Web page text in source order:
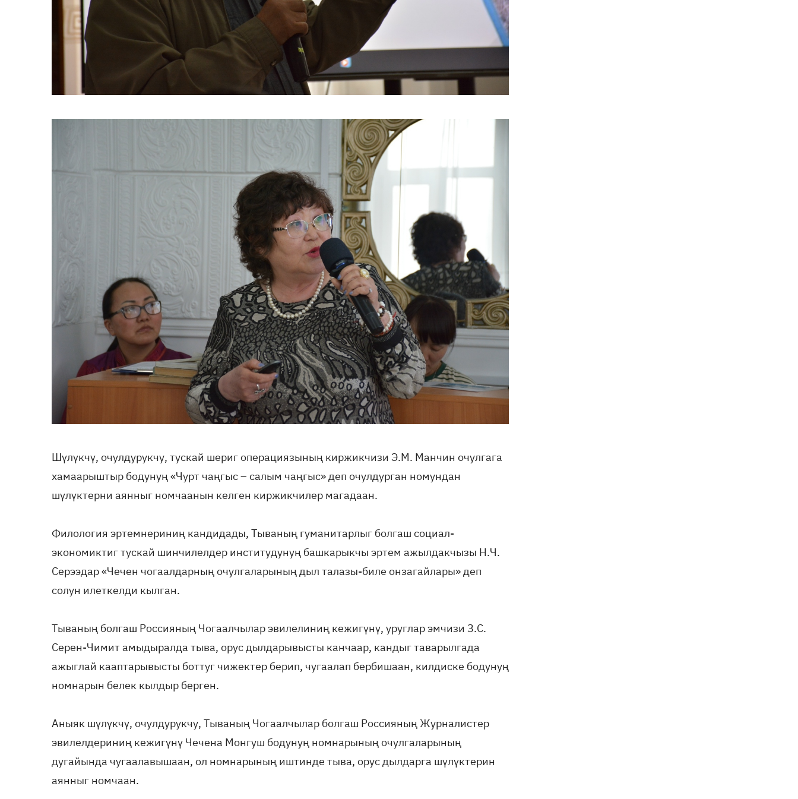
Шүлүкчү, очулдурукчу, тускай шериг операциязының киржикчизи Э.М. Манчин очулгага
хамаарыштыр бодунуң «Чурт чаңгыс – салым чаңгыс» деп очулдурган номундан
шүлүктерни аянныг номчаанын келген киржикчилер магадаан.
Филология эртемнериниң кандидады, Тываның гуманитарлыг болгаш социал-
экономиктиг тускай шинчилелдер институдунуң башкарыкчы эртем ажылдакчызы Н.Ч.
Серээдар «Чечен чогаалдарның очулгаларының дыл талазы-биле онзагайлары» деп
солун илеткелди кылган.
Тываның болгаш Россияның Чогаалчылар эвилелиниң кежигүнү, уруглар эмчизи З.С.
Серен-Чимит амыдыралда тыва, орус дылдарывысты канчаар, кандыг таварылгада
ажыглай кааптарывысты боттуг чижектер берип, чугаалап бербишаан, килдиске бодунуң
номнарын белек кылдыр берген.
Аныяк шүлүкчү, очулдурукчу, Тываның Чогаалчылар болгаш Россияның Журналистер
эвилелдериниң кежигүнү Чечена Монгуш бодунуң номнарының очулгаларының
дугайында чугаалавышаан, ол номнарының иштинде тыва, орус дылдарга шүлүктерин
аянныг номчаан.